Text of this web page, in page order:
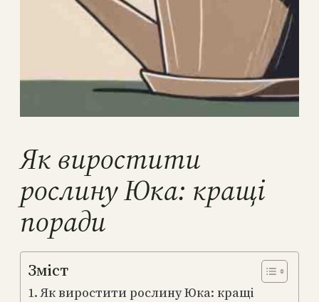
Як виростити
рослину Юка: кращі
поради
Зміст
Як виростити рослину Юка: кращі